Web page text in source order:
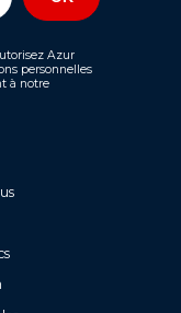
Azur
personnelles
à notre